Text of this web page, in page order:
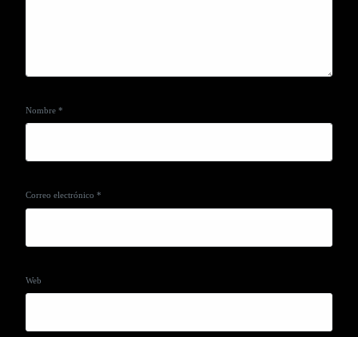
Nombre*
Correo electrónico*
Web